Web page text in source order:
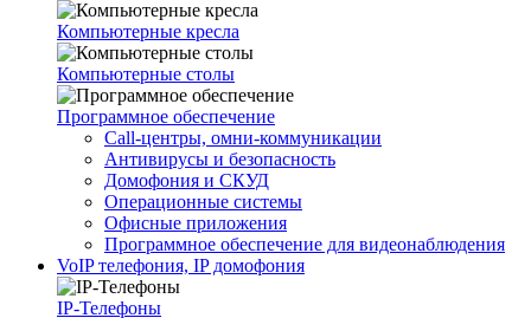
Компьютерные кресла
Компьютерные столы
Программное обеспечение
Call-центры, омни-коммуникации
Антивирусы и безопасность
Домофония и СКУД
Операционные системы
Офисные приложения
Программное обеспечение для видеонаблюдения
VoIP телефония, IP домофония
IP-Телефоны